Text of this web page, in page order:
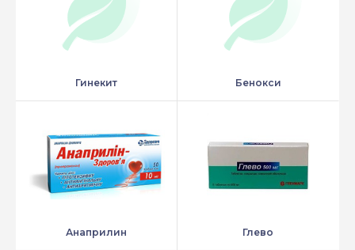
Гинекит Бенокси
Анаприлин Глево